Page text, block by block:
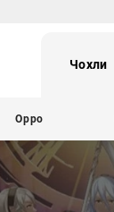
Чохли
Oppo